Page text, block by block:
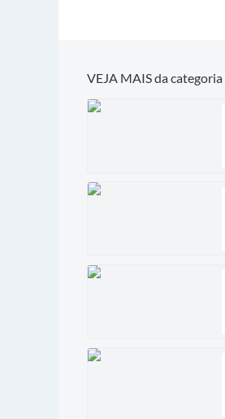
VEJA MAIS da categoria